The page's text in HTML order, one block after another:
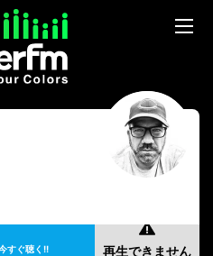
すぐ聴く!!